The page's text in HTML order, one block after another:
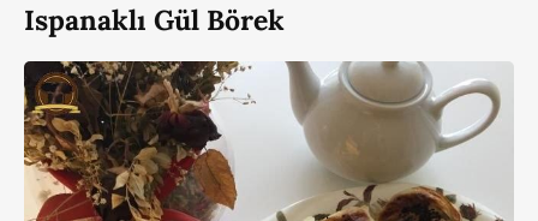
Ispanaklı Gül Börek